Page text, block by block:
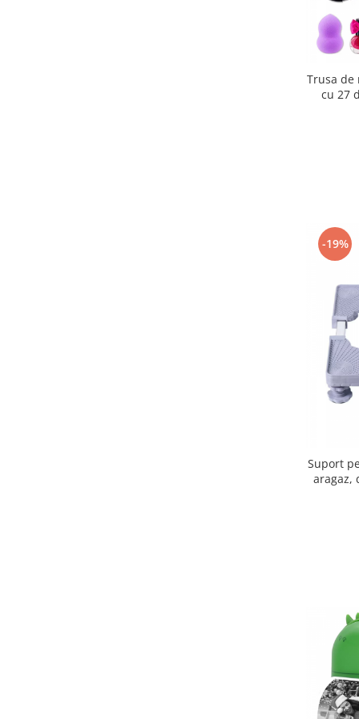
Trusa de
cu 27
rujuri,
-19%
Suport
aragaz,